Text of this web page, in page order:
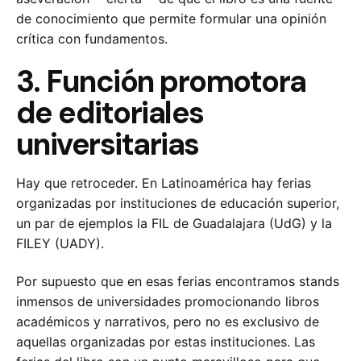
de conocimiento que permite formular una opinión
crítica con fundamentos.
3. Función promotora
de editoriales
universitarias
Hay que retroceder. En Latinoamérica hay ferias
organizadas por instituciones de educación superior,
un par de ejemplos la FIL de Guadalajara (UdG) y la
FILEY (UADY).
Por supuesto que en esas ferias encontramos stands
inmensos de universidades promocionando libros
académicos y narrativos, pero no es exclusivo de
aquellas organizadas por estas instituciones. Las